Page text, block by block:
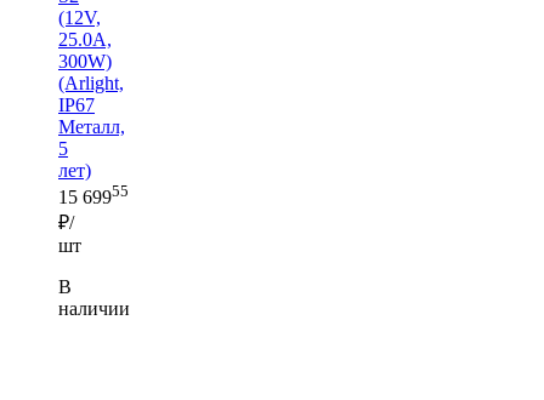
(12V,
25.0A,
300W)
(Arlight,
IP67
Металл,
5
лет)
15 69955
₽/
шт
В
наличии